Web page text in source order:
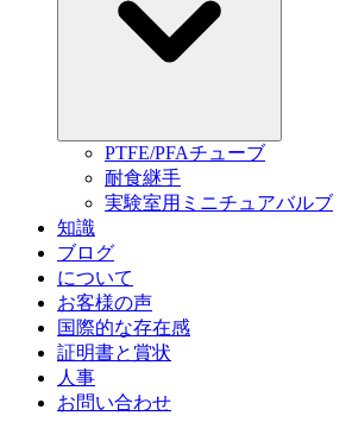
PTFE/PFAチューブ
耐食継手
実験室用ミニチュアバルブ
知識
ブログ
について
お客様の声
国際的な存在感
証明書と賞状
人事
お問い合わせ